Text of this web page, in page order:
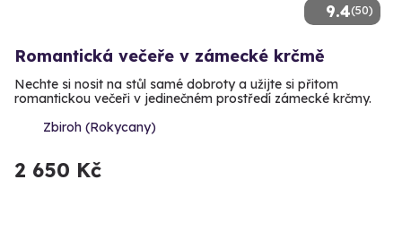
9.4(50)
Romantická večeře v zámecké krčmě
Nechte si nosit na stůl samé dobroty a užijte si přitom
romantickou večeři v jedinečném prostředí zámecké krčmy.
Zbiroh (Rokycany)
2 650 Kč